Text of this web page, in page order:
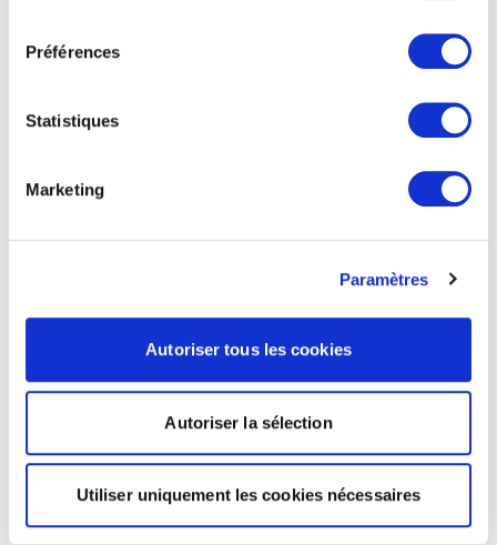
Préférences
Statistiques
Marketing
Paramètres
Autoriser tous les cookies
Autoriser la sélection
Utiliser uniquement les cookies nécessaires